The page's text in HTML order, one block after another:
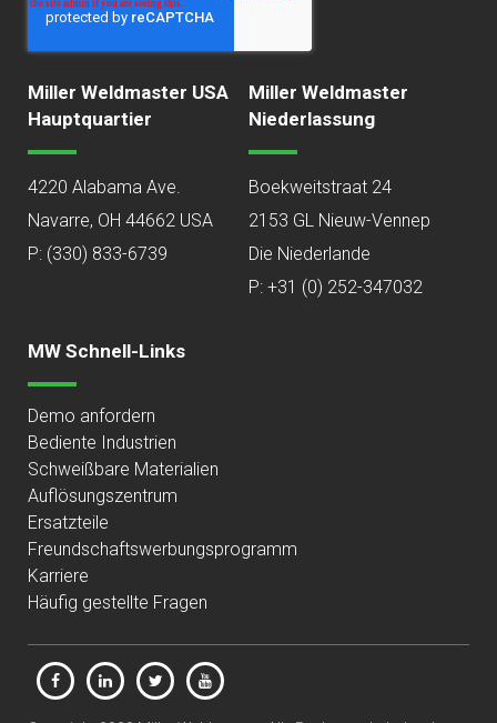
Miller Weldmaster USA
Hauptquartier
4220 Alabama Ave.
Navarre, OH 44662 USA
P: (330) 833-6739
Miller Weldmaster
Niederlassung
Boekweitstraat 24
2153 GL Nieuw-Vennep
Die Niederlande
P: +31 (0) 252-347032
MW Schnell-Links
Demo anfordern
Bediente Industrien
Schweißbare Materialien
Auflösungszentrum
Ersatzteile
Freundschaftswerbungsprogramm
Karriere
Häufig gestellte Fragen